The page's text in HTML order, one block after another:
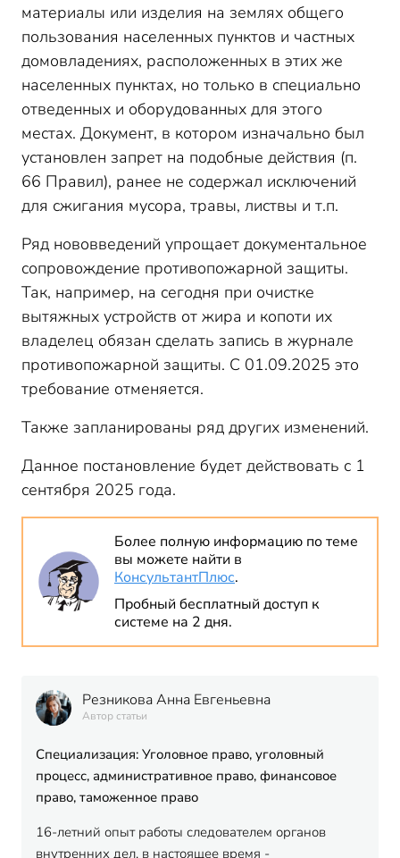
материалы или изделия на землях общего
пользования населенных пунктов и частных
домовладениях, расположенных в этих же
населенных пунктах, но только в специально
отведенных и оборудованных для этого
местах. Документ, в котором изначально был
установлен запрет на подобные действия (п.
66 Правил), ранее не содержал исключений
для сжигания мусора, травы, листвы и т.п.
Ряд нововведений упрощает документальное
сопровождение противопожарной защиты.
Так, например, на сегодня при очистке
вытяжных устройств от жира и копоти их
владелец обязан сделать запись в журнале
противопожарной защиты. С 01.09.2025 это
требование отменяется.
Также запланированы ряд других изменений.
Данное постановление будет действовать с 1
сентября 2025 года.
Более полную информацию по теме
вы можете найти в
КонсультантПлюс.
Пробный бесплатный доступ к
системе на 2 дня.
Резникова Анна Евгеньевна
Автор статьи
Специализация: Уголовное право, уголовный
процесс, административное право, финансовое
право, таможенное право
16-летний опыт работы следователем органов
внутренних дел, в настоящее время -